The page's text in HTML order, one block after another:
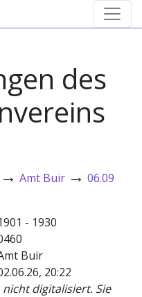
des
→ Amt Buir → 06.09
- 1930
Buir
20:22
digitalisiert. Sie